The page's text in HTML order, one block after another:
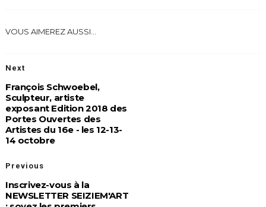
VOUS AIMEREZ AUSSI...
Next
François Schwoebel,
Sculpteur, artiste
exposant Edition 2018 des
Portes Ouvertes des
Artistes du 16e - les 12-13-
14 octobre
Previous
Inscrivez-vous à la
NEWSLETTER SEIZIEM'ART